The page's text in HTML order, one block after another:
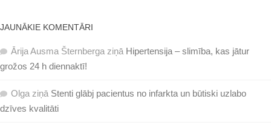
JAUNĀKIE KOMENTĀRI
Ārija Ausma Šternberga ziņā Hipertensija – slimība, kas jātur
grožos 24 h diennaktī!
Olga ziņā Stenti glābj pacientus no infarkta un būtiski uzlabo
dzīves kvalitāti